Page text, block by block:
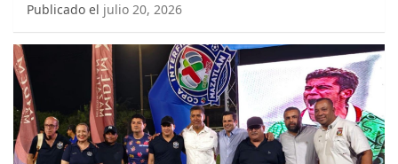
Publicado el julio 20, 2026